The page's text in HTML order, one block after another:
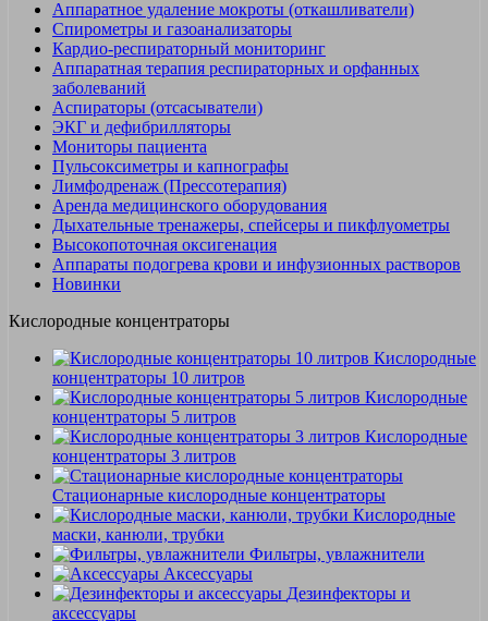
Аппаратное удаление мокроты (откашливатели)
Спирометры и газоанализаторы
Кардио-респираторный мониторинг
Аппаратная терапия респираторных и орфанных
заболеваний
Аспираторы (отсасыватели)
ЭКГ и дефибрилляторы
Мониторы пациента
Пульсоксиметры и капнографы
Лимфодренаж (Прессотерапия)
Аренда медицинского оборудования
Дыхательные тренажеры, спейсеры и пикфлуометры
Высокопоточная оксигенация
Аппараты подогрева крови и инфузионных растворов
Новинки
Кислородные концентраторы
Кислородные
концентраторы 10 литров
Кислородные
концентраторы 5 литров
Кислородные
концентраторы 3 литров
Стационарные кислородные концентраторы
Кислородные
маски, канюли, трубки
Фильтры, увлажнители
Аксессуары
Дезинфекторы и
аксессуары